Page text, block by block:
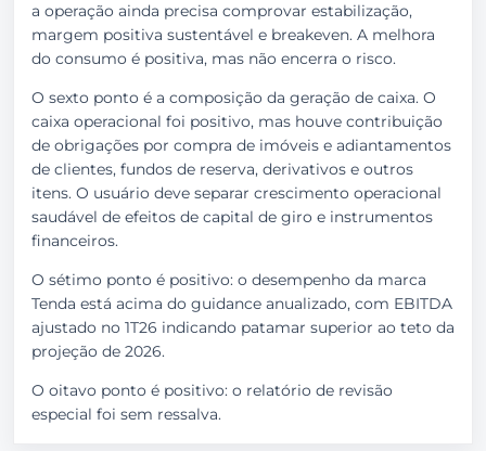
a operação ainda precisa comprovar estabilização,
margem positiva sustentável e breakeven. A melhora
do consumo é positiva, mas não encerra o risco.
O sexto ponto é a composição da geração de caixa. O
caixa operacional foi positivo, mas houve contribuição
de obrigações por compra de imóveis e adiantamentos
de clientes, fundos de reserva, derivativos e outros
itens. O usuário deve separar crescimento operacional
saudável de efeitos de capital de giro e instrumentos
financeiros.
O sétimo ponto é positivo: o desempenho da marca
Tenda está acima do guidance anualizado, com EBITDA
ajustado no 1T26 indicando patamar superior ao teto da
projeção de 2026.
O oitavo ponto é positivo: o relatório de revisão
especial foi sem ressalva.